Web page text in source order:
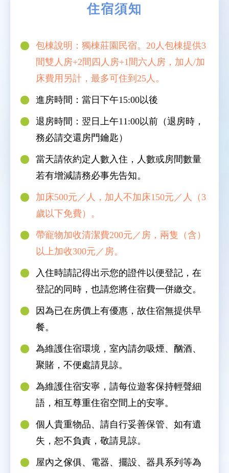
住宿須知
包棟說明：獨棟莊園民宿。20人包棟提供3
間雙人房+2間四人房+1間六人房，加人/加
床費用另計，最多可住到25人。
進房時間：當日下午15:00以後
退房時間：翌日上午11:00以前（退房時，
務必請交還房門鑰匙）
當天請依約定人數入住，人數或房間數量
若有增減請務必事先告知。
加床500元／人，加人不加床150元／人（3
歲以下免費）。
帶寵物加收清潔費200元／房，兩隻（含）
以上加收300元／房。
入住時請記得出示您的證件以便登記，在
登記的同時，也請您將住宿費一併繳交。
因為已在房價上有優惠，故住宿無提供早
餐。
為維護住宿環境，室內請勿吸煙、酗酒、
聚賭，不便處請見諒。
為維護住宿安寧，請每位遊客保持輕聲細
語，相互尊重住宿空間上的安寧。
個人貴重物品、請自行妥善保管、如有遺
失，恕不負責，敬請見諒。
屋內之傢俱、電器、擺設、器具系列等為